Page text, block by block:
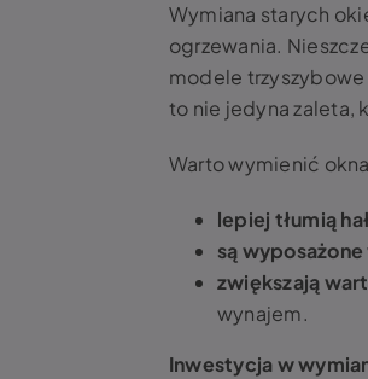
Wymiana starych
ogrzewania.
modele
to nie jedyna zaleta,
Warto wymienić
lepiej tłumią
są
zwiększają
wynajem.
Inwestycja w